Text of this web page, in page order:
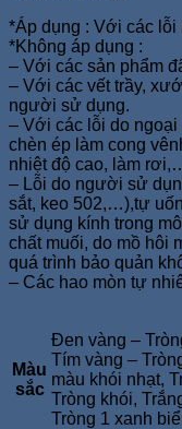
*Áp dụng : Với các lỗi
*Không áp dụng :
– Với các sản phẩm
– Với các vết trầy,
người sử dụng.
– Với các lỗi do
chèn ép làm cong
nhiệt độ cao, làm
– Lỗi do người sử
sắt, keo 502,…),tự
sử dụng kính trong
chất muối, do mồ hôi
quá trình bảo quản
– Các hao mòn tự
Màu
sắc
Đen vàng –
Tím vàng –
màu khói nhạt,
Tròng khói,
Tròng 1 xanh